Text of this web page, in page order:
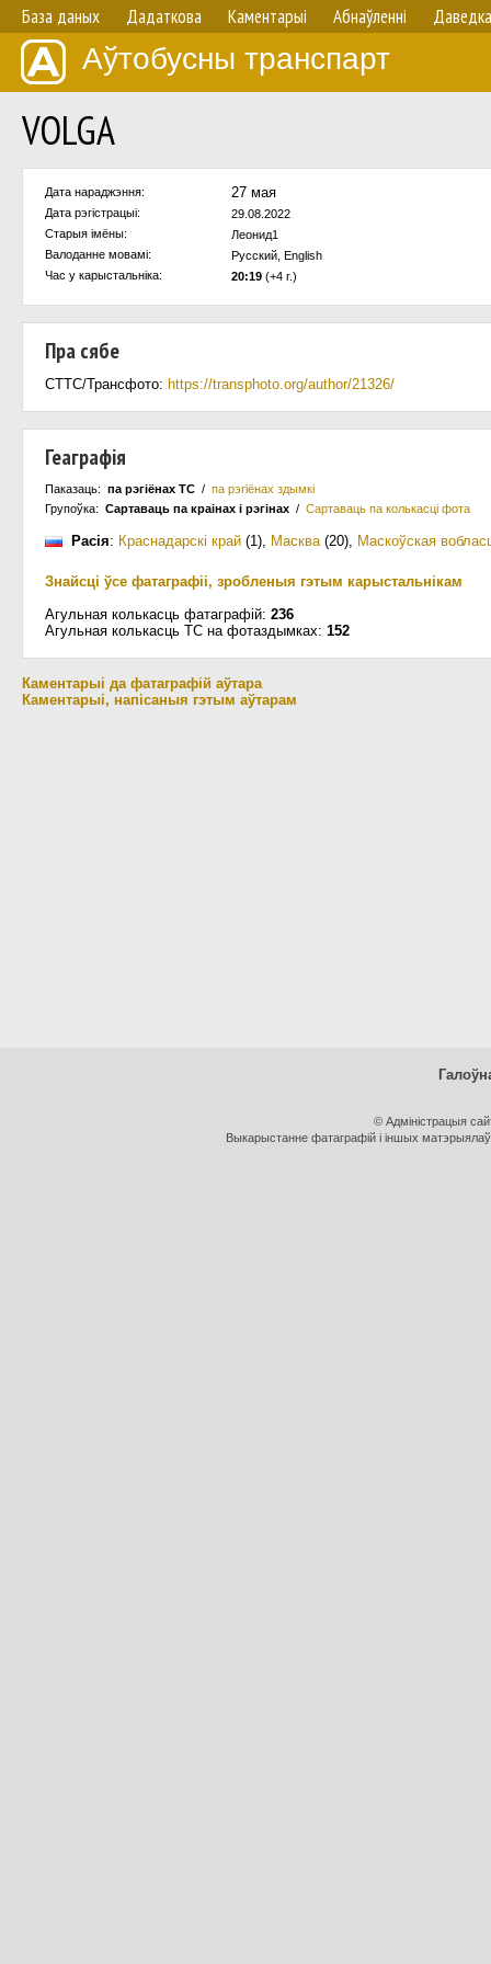
База даных Дадаткова Каментарыі Абнаўленнi Даведка
Аўтобусны транспарт
VOLGA
Дата нараджэння: 27 мая
Дата рэгістрацыі:
29.08.2022
Старыя імёны:
Леонид1
Валоданне мовамi:
Русский, English
Час у карыстальнiка:
20:19 (+4 г.)
Пра сябе
СТТС/Трансфото: https://transphoto.org/author/21326/
Геаграфія
Паказаць: па рэгіёнах ТС / па рэгіёнах здымкі
Групоўка: Сартаваць па краiнах i рэгінах / Сартаваць па колькасцi фота
Расія: Краснадарскі край (1), Масква(20), Маскоўская
Знайсці ўсе фатаграфіі, зробленыя гэтым карыстальнікам
Агульная колькасць фатаграфій: 236
Агульная колькасць ТС на фотаздымках: 152
Каментарыі да фатаграфій аўтара
Каментарыі, напісаныя гэтым аўтарам
© Адміністрацыя
Выкарыстанне фатаграфій і іншых